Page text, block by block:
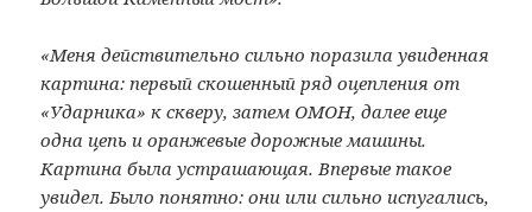
«Меня действительно сильно поразила увиденная
картина: первый скошенный ряд оцепления от
«Ударника» к скверу, затем ОМОН, далее еще
одна цепь и оранжевые дорожные машины.
Картина была устрашающая. Впервые такое
увидел. Было понятно: они или сильно испугались,